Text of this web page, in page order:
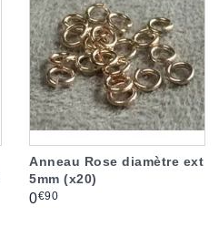
Anneau Rose diamètre ext
5mm (x20)
Prix
0€90